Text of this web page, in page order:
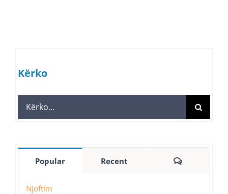
Kërko
Search
for:
Popular Recent Comments
Njoftim